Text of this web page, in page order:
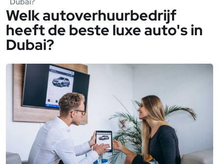
Welk autoverhuurbedrijf
heeft de beste luxe auto's in
Dubai?